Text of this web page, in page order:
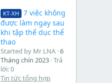
KT-XH
7 việc không
được làm ngay sau
khi tập thể dục thể
thao
Started by Mr LNA 6
Tháng chín 2023 Trả
lời: 0
Tin tức tổng hợp